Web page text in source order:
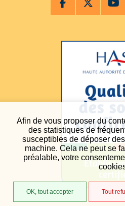
Afin de vous proposer du
des statistiques de
susceptibles de déposer
machine. Cela ne peut se
préalable, votre
OK, tout accepter Tout